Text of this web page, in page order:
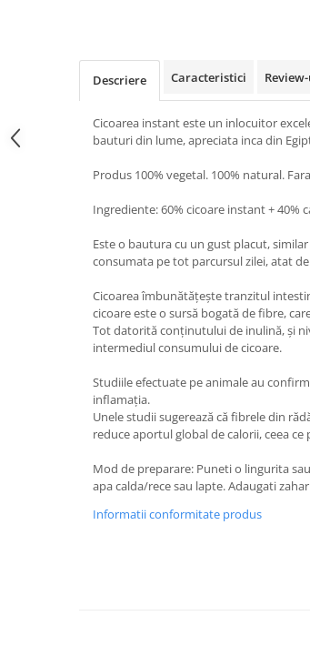
Descriere Caracteristici
Cicoarea instant este un inlocuitor
bauturi din lume, apreciata inca din
Produs 100% vegetal. 100% natural.
Ingrediente: 60% cicoare instant + 40%
Este o bautura cu un gust placut,
consumata pe tot parcursul zilei, atat
Cicoarea îmbunătățește tranzitul
cicoare este o sursă bogată de fibre,
Tot datorită conținutului de inulină, și
intermediul consumului de cicoare.
Studiile efectuate pe animale au
inflamația.
Unele studii sugerează că fibrele din
reduce aportul global de calorii, ceea
Mod de preparare: Puneti o lingurita
apa calda/rece sau lapte. Adaugati
Informatii conformitate produs